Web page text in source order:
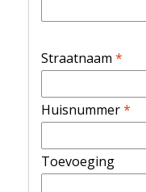
Straatnaam *
Huisnummer*
Toevoeging